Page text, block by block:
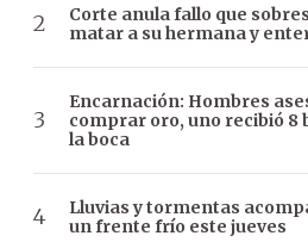
Corte anula fallo que
matar a su hermana y
Encarnación: Hombres
comprar oro, uno recibió 8
la boca
Lluvias y tormentas
un frente frío este jueves